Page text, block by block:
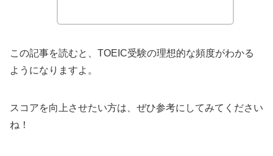
この記事を読むと、TOEIC受験の理想的な頻度がわかる
ようになりますよ。
スコアを向上させたい方は、ぜひ参考にしてみてください
ね！